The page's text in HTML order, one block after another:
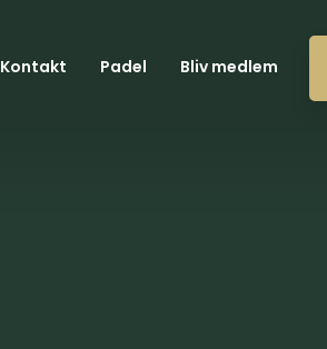
Kontakt Padel Bliv medlem